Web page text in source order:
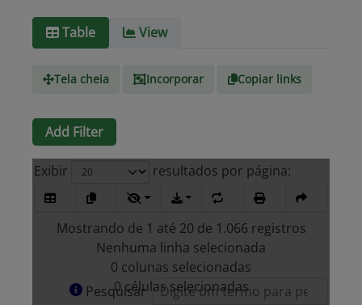
Tipo de
MídiaTable View
Tela cheia Incorporar Copiar links
Add Filter